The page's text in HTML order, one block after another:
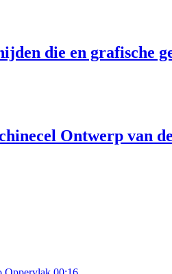
die en grafische
Ontwerp van